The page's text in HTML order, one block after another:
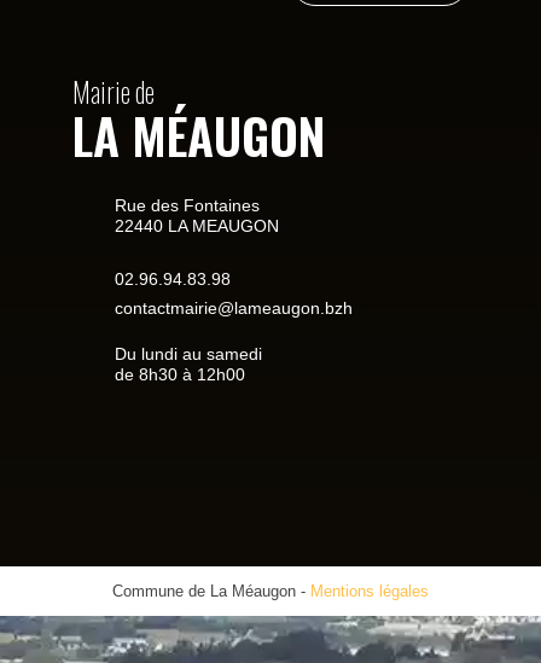
Mairie de
LA MÉAUGON
Rue des Fontaines
22440 LA MEAUGON
02.96.94.83.98
contactmairie@lameaugon.bzh
Du lundi au samedi
de 8h30 à 12h00
Commune de La Méaugon - Mentions légales